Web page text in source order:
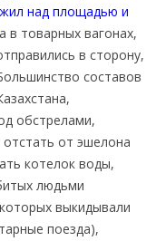
над площадью и
в товарных вагонах,
в сторону,
составов
обстрелами,
от эшелона
котелок воды,
людьми
выкидывали
поезда),